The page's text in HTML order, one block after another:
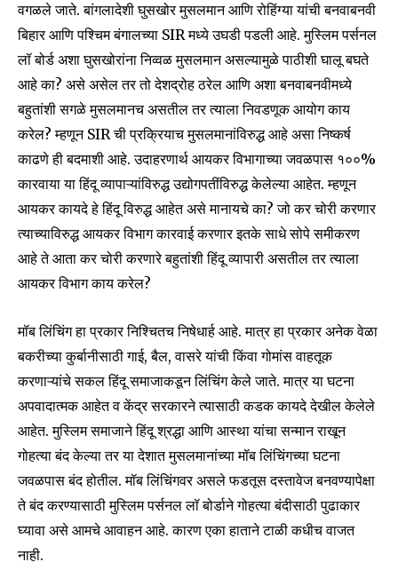
Join our community of
SUBSCRIBERS and be part of the
conversation.
To subscribe, simply enter your email address on our website
or click the subscribe button below. Don't worry, we respect
your privacy and won't spam your inbox. Your information is
safe with us.
SUBSCRIBE
I've read and accept thePrivacy Policy.
6,300
Fans
32,111
Followers
75
Followers
वगळले जाते. बांगलादेशी घुसखोर मुसलमान आणि रोहिंग्या यांची बनवाबनवी
बिहार आणि पश्चिम बंगालच्या SIR मध्ये उघडी पडली आहे. मुस्लिम पर्सनल
लॉ बोर्ड अशा घुसखोरांना निव्वळ मुसलमान असल्यामुळे पाठीशी घालू बघते
आहे का? असे असेल तर तो देशद्रोह ठरेल आणि अशा बनवाबनवीमध्ये
बहुतांशी सगळे मुसलमानच असतील तर त्याला निवडणूक आयोग काय
करेल? म्हणून SIR ची प्रक्रियाच मुसलमानांविरुद्ध आहे असा निष्कर्ष
काढणे ही बदमाशी आहे. उदाहरणार्थ आयकर विभागाच्या जवळपास १००%
कारवाया या हिंदू व्यापाऱ्यांविरुद्ध उद्योगपतींविरुद्ध केलेल्या आहेत. म्हणून
आयकर कायदे हे हिंदू विरुद्ध आहेत असे मानायचे का? जो कर चोरी करणार
त्याच्याविरुद्ध आयकर विभाग कारवाई करणार इतके साधे सोपे समीकरण
आहे ते आता कर चोरी करणारे बहुतांशी हिंदू व्यापारी असतील तर त्याला
आयकर विभाग काय करेल?
मॉब लिंचिंग हा प्रकार निश्चितच निषेधार्ह आहे. मात्र हा प्रकार अनेक वेळा
बकरीच्या कुर्बानीसाठी गाई, बैल, वासरे यांची किंवा गोमांस वाहतूक
करणाऱ्यांचे सकल हिंदू समाजाकडून लिंचिंग केले जाते. मात्र या घटना
अपवादात्मक आहेत व केंद्र सरकारने त्यासाठी कडक कायदे देखील केलेले
आहेत. मुस्लिम समाजाने हिंदू श्रद्धा आणि आस्था यांचा सन्मान राखून
गोहत्या बंद केल्या तर या देशात मुसलमानांच्या मॉब लिंचिंगच्या घटना
जवळपास बंद होतील. मॉब लिंचिंगवर असले फडतूस दस्तावेज बनवण्यापेक्षा
ते बंद करण्यासाठी मुस्लिम पर्सनल लॉ बोर्डाने गोहत्या बंदीसाठी पुढाकार
घ्यावा असे आमचे आवाहन आहे. कारण एका हाताने टाळी कधीच वाजत
नाही.